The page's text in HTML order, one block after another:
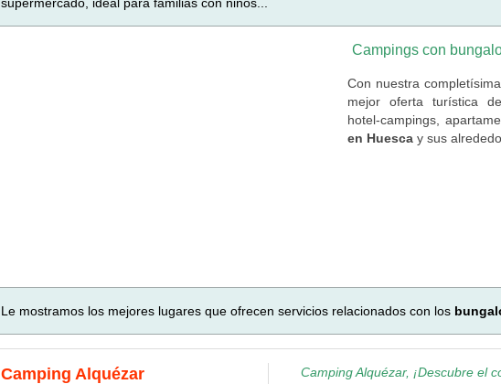
Campings con
Con nuestra
mejor oferta turística
hotel-campings,
en Huescay sus
Le mostramos los mejores lugares que ofrecen servicios relacionados con los
Camping Alquézar Camping Alquézar, ¡Descubre el